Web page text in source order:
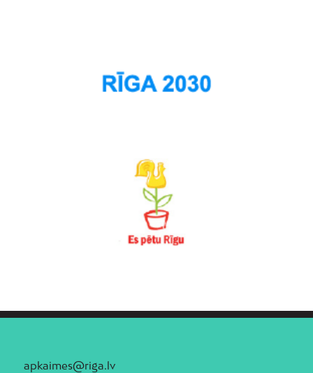
apkaimes@riga.lv